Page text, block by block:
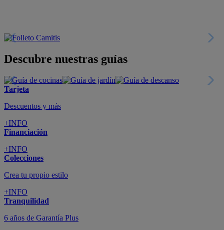
Descubre nuestras guías
Tarjeta
Descuentos y más
+INFO
Financiación
+INFO
Colecciones
Crea tu propio estilo
+INFO
Tranquilidad
6 años de Garantía Plus